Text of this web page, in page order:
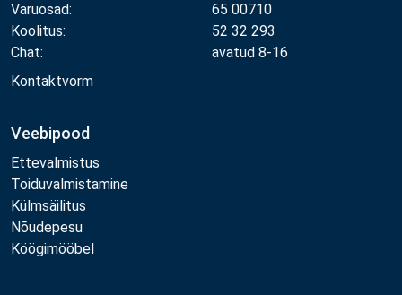
Varuosad:
65 00710
Koolitus:
52 32 293
Chat:
avatud 8-16
Kontaktvorm
Veebipood
Ettevalmistus
Toiduvalmistamine
Külmsäilitus
Nõudepesu
Köögimööbel